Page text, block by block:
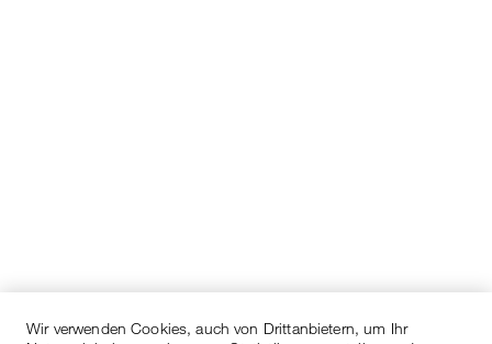
Wir verwenden Cookies, auch von Drittanbietern, um Ihr